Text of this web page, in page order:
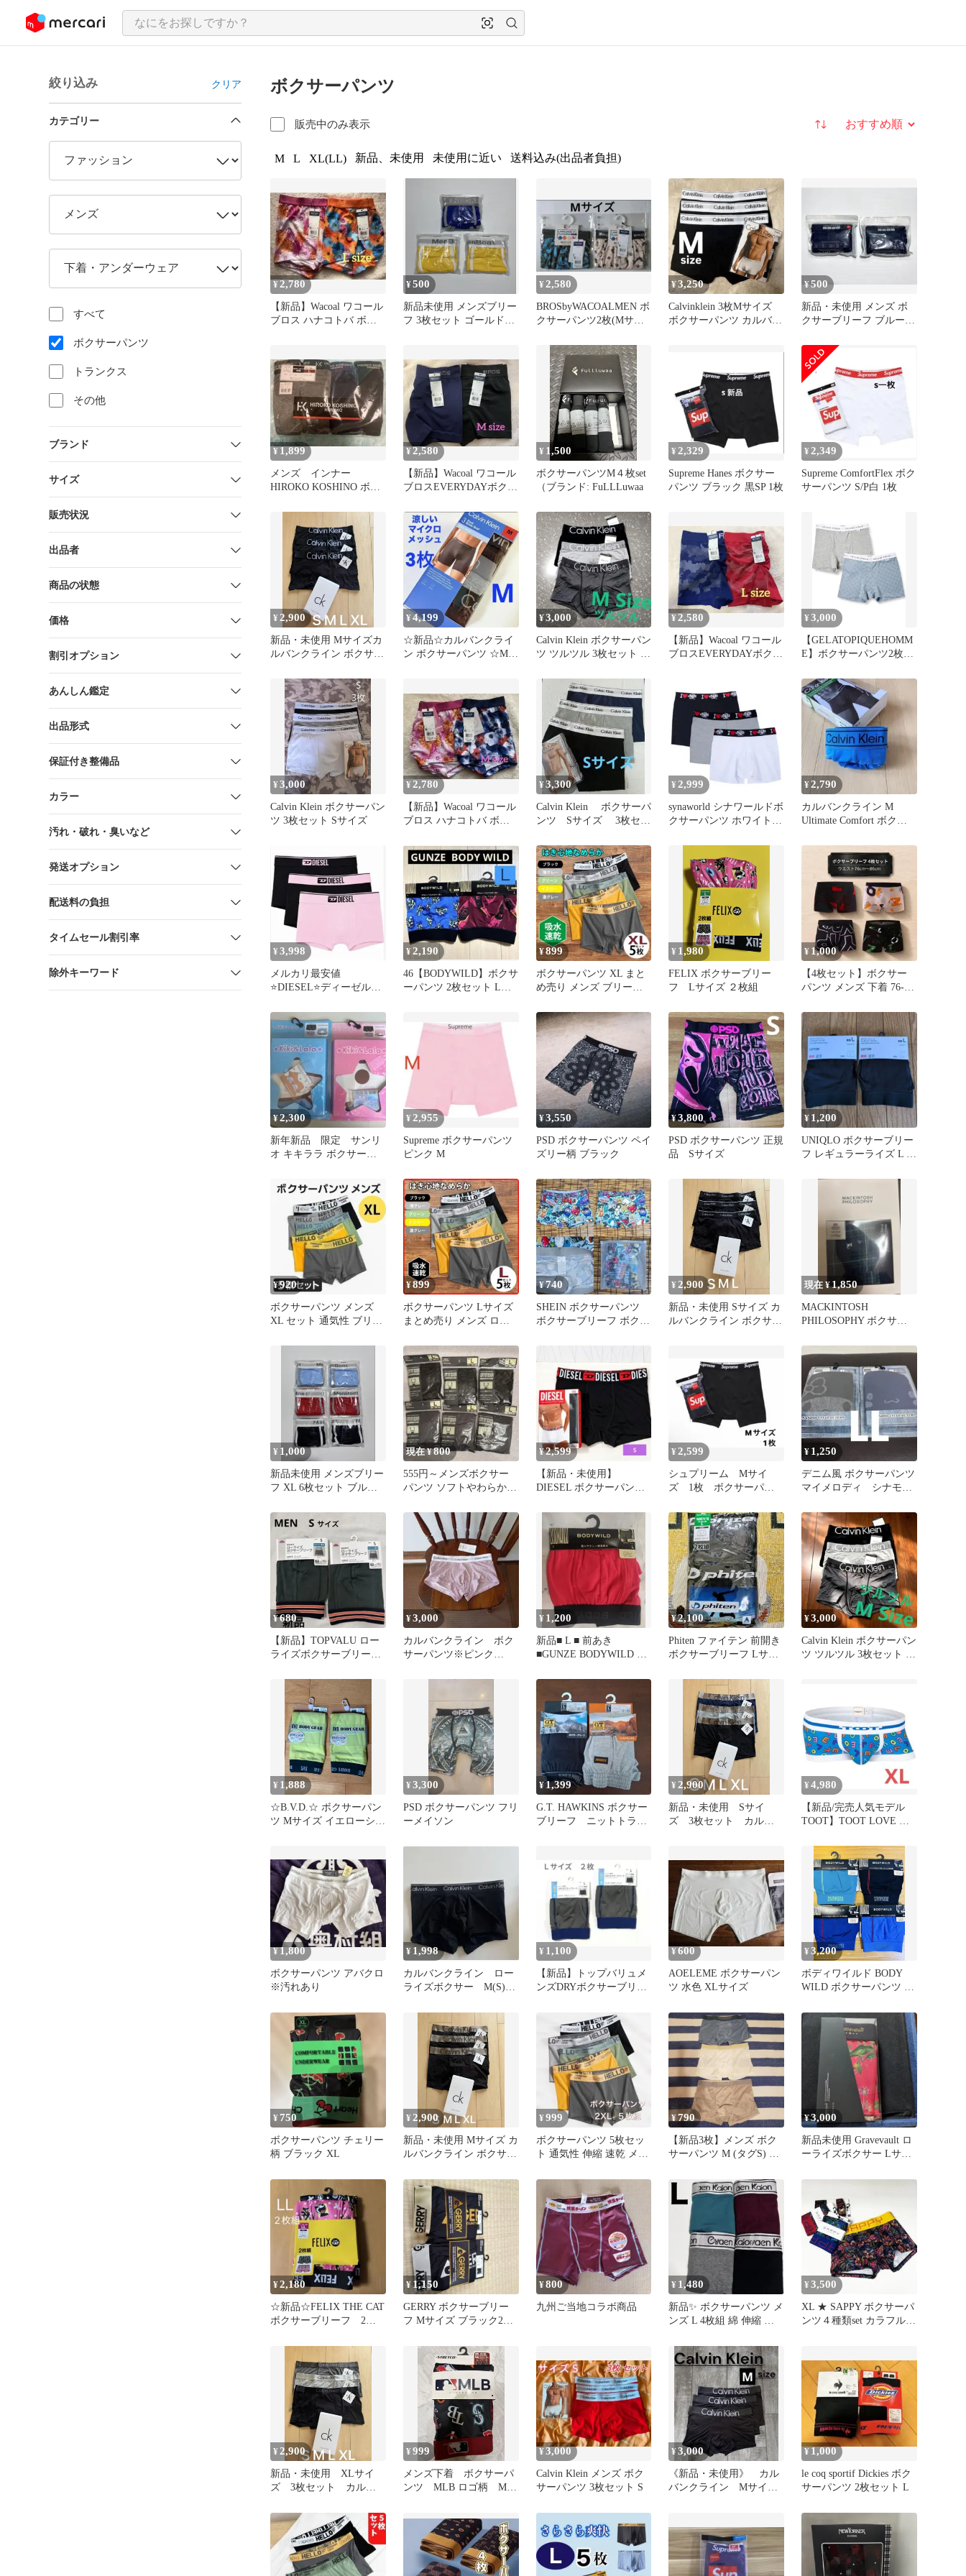
ツにスキップ
絞り込み クリア
カテゴリー
すべて
ボクサーパンツ
トランクス
その他
ブランド
サイズ
販売状況
出品者
商品の状態
価格
割引オプション
あんしん鑑定
出品形式
保証付き整備品
カラー
汚れ・破れ・臭いなど
発送オプション
配送料の負担
タイムセール割引率
除外キーワード
ボクサーパンツ
販売中のみ表示 並び替え
M L XL(LL) 新品、未使用 未使用に近い 送料込み(出品者負担)
¥ 2,780
【新品】Wacoal ワコール
ブロス ハナコトバ ボク
¥500
新品未使用 メンズブリー
フ 3枚セット ゴールド2
¥ 2,580
BROSbyWACOALMEN ボ
クサーパンツ2枚(Mサイ
¥3,250
Calvinklein 3枚Mサイズ
ボクサーパンツ カルバン
¥500
新品・未使用 メンズ ボ
クサーブリーフ ブルー 2
¥ 1,899
メンズ インナー
HIROKO KOSHINO ボク
¥ 2,580
【新品】Wacoal ワコール
ブロスEVERYDAYボクサ
¥ 1,500
ボクサーパンツM４枚set
（ブランド: FuLLLuwaa
¥ 2,329
Supreme Hanes ボクサー
パンツ ブラック 黒SP 1枚
¥ 2,349
Supreme ComfortFlex ボク
サーパンツ S/P白 1枚
¥ 2,900
新品・未使用 Mサイズカ
ルバンクライン ボクサー
¥4,199
☆新品☆カルバンクライ
ン ボクサーパンツ ☆Mサ
¥3,000
Calvin Klein ボクサーパン
ツ ツルツル 3枚セット M
¥ 2,580
【新品】Wacoal ワコール
ブロスEVERYDAYボクサ
¥3,000
【GELATOPIQUEHOMM
E】ボクサーパンツ2枚セ
¥3,000
Calvin Klein ボクサーパン
ツ 3枚セット Sサイズ
¥ 2,780
【新品】Wacoal ワコール
ブロス ハナコトバ ボク
¥3,300
Calvin Klein ボクサーパ
ンツ Sサイズ 3枚セッ
¥ 2,999
synaworld シナワールドボ
クサーパンツ ホワイト
¥2,790
カルバンクライン M
Ultimate Comfort ボクサ
¥ 3,998
メルカリ最安値
⭐️DIESEL⭐️ディーゼル
⭐️M✖️３枚
¥2,190
46【BODYWILD】ボクサ
ーパンツ 2枚セット Lサ
¥899
ボクサーパンツ XL まと
め売り メンズ ブリーフ
08
¥ 1,980
FELIX ボクサーブリー
フ Lサイズ ２枚組
¥ 1,000
【4枚セット】ボクサー
パンツ メンズ 下着 76-
¥2,300
新年新品 限定 サンリ
オ キキララ ボクサーパ
¥ 2,955
Supreme ボクサーパンツ
ピンク M
¥3,550
PSD ボクサーパンツ ペイ
ズリー柄 ブラック
¥3,800
PSD ボクサーパンツ 正規
品 Sサイズ
¥ 1,200
UNIQLO ボクサーブリー
フ レギュラーライズ L ブ
¥920
ボクサーパンツ メンズ
XL セット 通気性 ブリー
¥899
ボクサーパンツ Lサイズ
まとめ売り メンズ ロー
ーフ
¥740
SHEIN ボクサーパンツ
ボクサーブリーフ ボクサ
¥ 2,900
新品・未使用 Sサイズ カ
ルバンクライン ボクサー
現在 ¥1,850
MACKINTOSH
PHILOSOPHY ボクサー
¥ 1,000
新品未使用 メンズブリー
フ XL 6枚セット ブル
現在 ¥800
555円～メンズボクサー
パンツ ソフトやわらか 6
¥2,599
【新品・未使用】
DIESEL ボクサーパンツ
¥2,599
シュプリーム Mサイ
ズ 1枚 ボクサーパン
¥ 1,250
デニム風 ボクサーパンツ
マイメロディ シナモロ
女兼用
¥680
【新品】TOPVALU ロー
ライズボクサーブリーフ
¥3,000
カルバンクライン ボク
サーパンツ※ピンク
き 正規品 完売品
¥ 1,200
新品■ L ■ 前あき
■GUNZE BODYWILD ボ
¥2,100
Phiten ファイテン 前開き
ボクサーブリーフ Lサイ
¥3,000
Calvin Klein ボクサーパン
ツ ツルツル 3枚セット M
¥ 1,888
☆B.V.D.☆ ボクサーパン
ツ Mサイズ イエローシー
¥3,300
PSD ボクサーパンツ フリ
ーメイソン
¥1,399
G.T. HAWKINS ボクサー
ブリーフ ニットトラン
¥ 2,900
新品・未使用 Sサイ
ズ 3枚セット カルバ
¥ 4,980
【新品/完売人気モデル
TOOT】TOOT LOVE ナ
¥1,800
ボクサーパンツ アバクロ
※汚れあり
¥ 1,998
カルバンクライン ロー
ライズボクサー M(S)
チ 男性下着
¥ 1,100
【新品】トップバリュメ
ンズDRYボクサーブリー
¥600
AOELEME ボクサーパン
ツ 水色 XLサイズ
¥3,200
ボディワイルド BODY
WILD ボクサーパンツ M
¥ 750
ボクサーパンツ チェリー
柄 ブラック XL
¥2,900
新品・未使用 Mサイズ カ
ルバンクライン ボクサー
¥999
ボクサーパンツ 5枚セッ
ト 通気性 伸縮 速乾 メッ
え
¥790
【新品3枚】メンズ ボク
サーパンツ M (タグS) ア
¥3,000
新品未使用 Gravevault ロ
ーライズボクサー Lサイ
¥2,180
☆新品☆FELIX THE CAT
ボクサーブリーフ 2枚
¥1,150
GERRY ボクサーブリー
フ Mサイズ ブラック2枚
¥800
九州ご当地コラボ商品
¥ 1,480
新品✨ ボクサーパンツ メ
ンズ L 4枚組 綿 伸縮 通
¥3,500
XL ★ SAPPY ボクサーパ
ンツ４種類set カラフルプ
¥2,900
新品・未使用 XLサイ
ズ 3枚セット カルバ
ンツ
¥999
メンズ下着 ボクサーパ
ンツ MLB ロゴ柄 Mサ
¥3,000
Calvin Klein メンズ ボク
サーパンツ 3枚セット S
¥3,000
《新品・未使用》 カル
バンクライン Mサイ
¥ 1,000
le coq sportif Dickies ボク
サーパンツ 2枚セット L